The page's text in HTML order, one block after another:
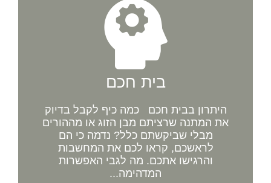
בית חכם
היתרון בבית חכם כמה כיף לקבל בדיוק
את המתנה שרציתם מבן הזוג או מההורים
מבלי שביקשתם כלל? נדמה כי הם
לראשכם, קראו לכם את המחשבות
והרגישו אתכם. מה לגבי האפשרות
המדהימה...